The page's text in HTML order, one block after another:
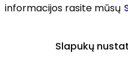
informacijos rasite mūsų
Slapukų